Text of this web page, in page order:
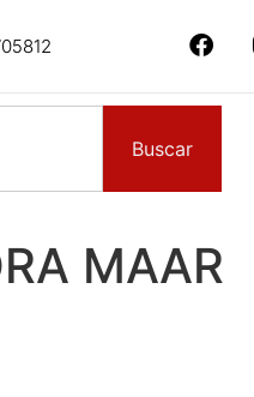
Buscar
MAAR